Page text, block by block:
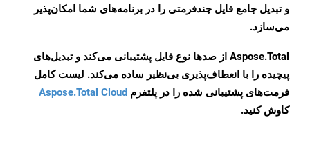
و تبدیل جامع فایل چندفرمتی را در برنامه‌های شما امکان‌پذیر
می‌سازد.
Aspose.Total از صدها نوع فایل پشتیبانی می‌کند و تبدیل‌های
پیچیده را با انعطاف‌پذیری بی‌نظیر ساده می‌کند. لیست کامل
فرمت‌های پشتیبانی شده را در پلتفرم Aspose.Total Cloud
کاوش کنید.